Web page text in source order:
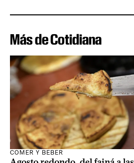
Más de Cotidiana
COMER Y BEBER